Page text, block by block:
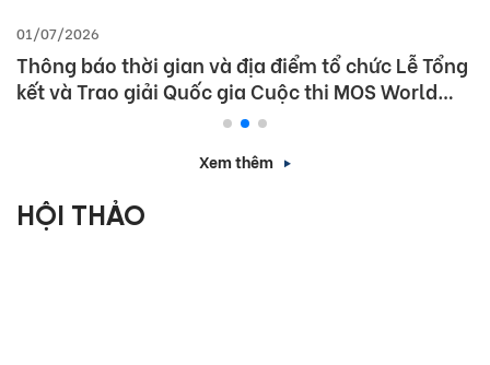
01/07/2026
Thông báo thời gian và địa điểm tổ chức Lễ Tổng
kết và Trao giải Quốc gia Cuộc thi MOS World
Xem thêm
HỘI THẢO